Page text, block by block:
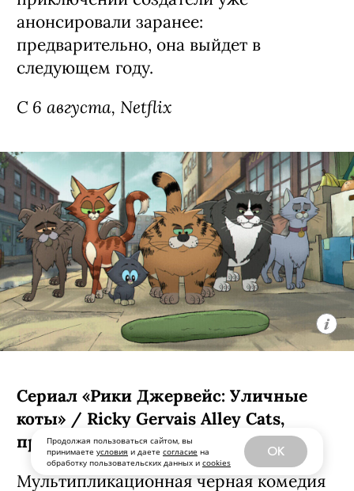
Продолжая пользоваться сайтом, вы
принимаете условия и даете согласие на
обработку пользовательских данных и cookies
OK
дочери. Четвертую порцию их
приключений создатели уже
анонсировали заранее:
предварительно, она выйдет в
следующем году.
Сериал «Рики Джервейс: Уличные
коты» / Ricky Gervais Alley Cats,
премьера (18+)